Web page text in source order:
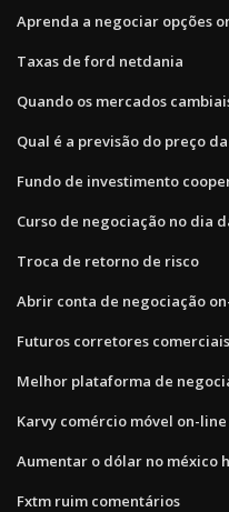
Aprenda a negociar opções
Taxas de ford netdania
Quando os mercados
Qual é a previsão do preço
Fundo de investimento
Curso de negociação no dia
Troca de retorno de risco
Abrir conta de negociação
Futuros corretores comerciais
Melhor plataforma de
Karvy comércio móvel on-line
Aumentar o dólar no méxico
Fxtm ruim comentários